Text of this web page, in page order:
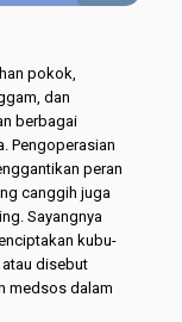
pokok,
dan
berbagai
Pengoperasian
peran
canggih juga
Sayangnya
kubu-
disebut
medsos dalam